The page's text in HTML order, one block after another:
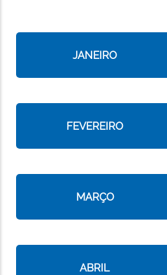
JANEIRO
FEVEREIRO
MARÇO
ABRIL